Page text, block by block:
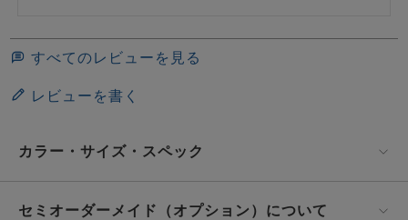
すべてのレビューを見る
レビューを書く
カラー・サイズ・スペック
セミオーダーメイド（オプション）について